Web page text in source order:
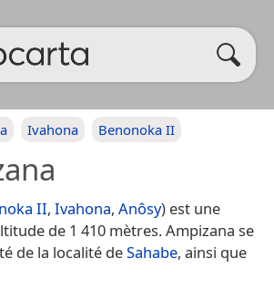
Ivahona Benonoka II
II, Ivahona, Anôsy) est une
de 1 410 mètres. Ampizana se
de la localité deSahabe, ainsi que